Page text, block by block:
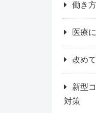
働き
医療
改め
新型
対策